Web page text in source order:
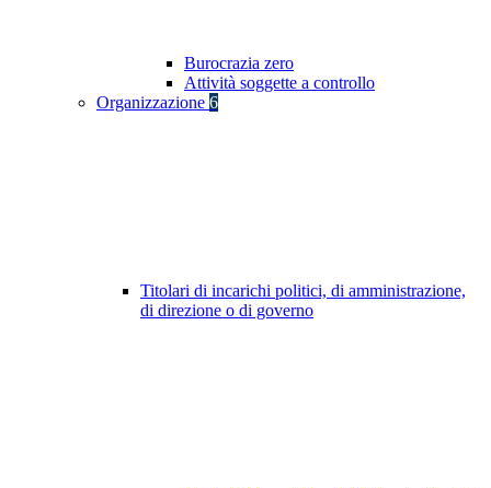
Burocrazia zero
Attività soggette a controllo
Organizzazione 6
Titolari di incarichi politici, di amministrazione,
di direzione o di governo